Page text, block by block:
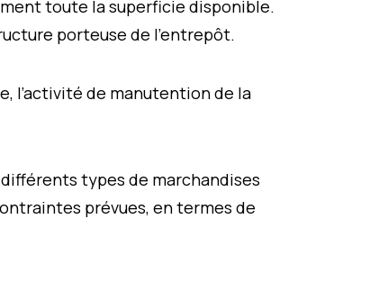
toute la superficie disponible.
porteuse de l’entrepôt.
l’activité de manutention de la
types de marchandises
prévues, en termes de